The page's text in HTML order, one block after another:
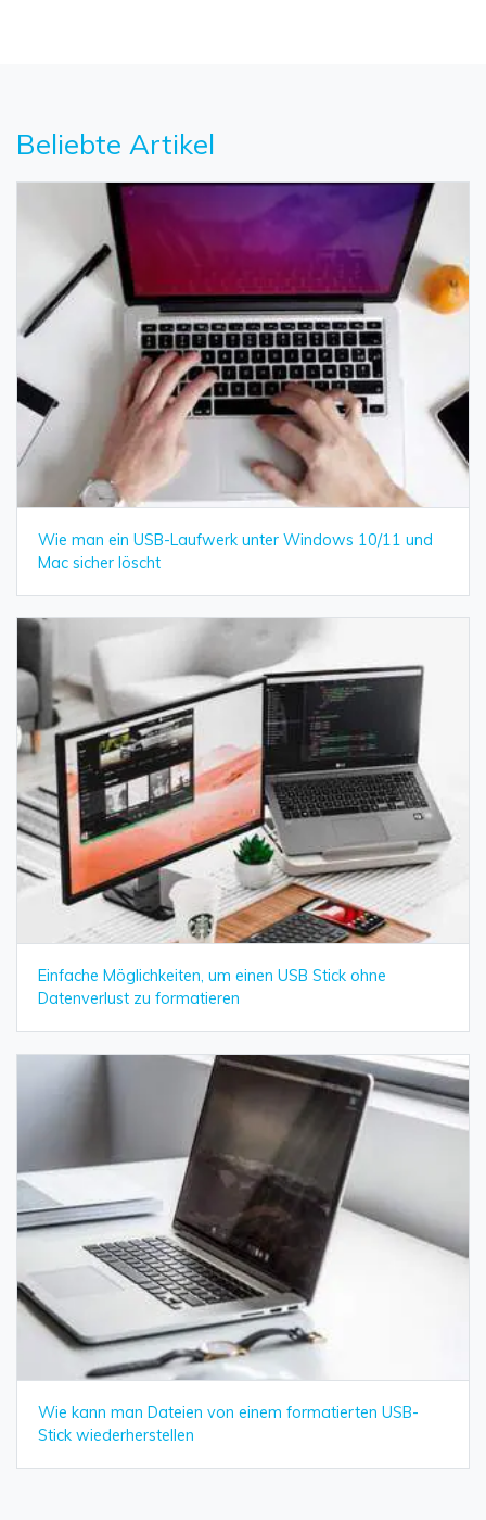
Beliebte Artikel
Wie man ein USB-Laufwerk unter Windows 10/11 und
Mac sicher löscht
Einfache Möglichkeiten, um einen USB Stick ohne
Datenverlust zu formatieren
Wie kann man Dateien von einem formatierten USB-
Stick wiederherstellen